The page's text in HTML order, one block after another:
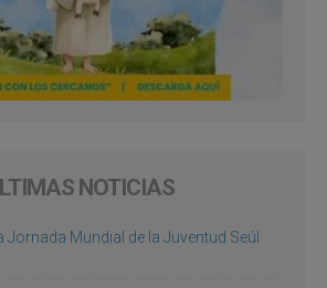
NOTICIAS
Jornada Mundial de la Juventud Seúl